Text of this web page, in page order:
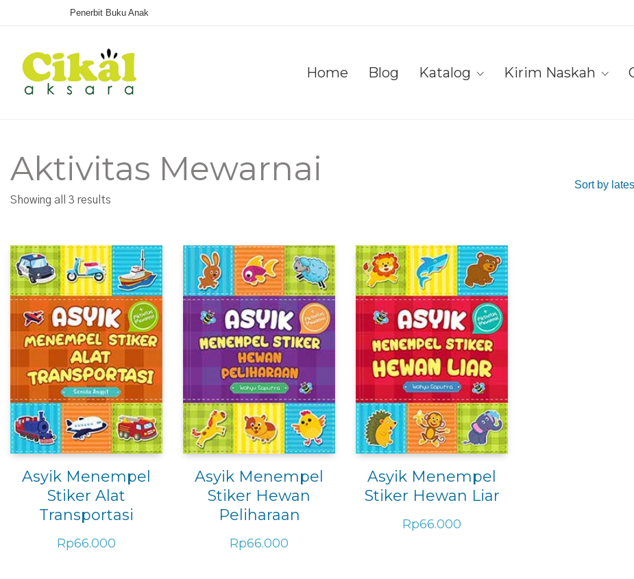
Penerbit Buku Anak
Home Blog Katalog Kirim Naskah
Aktivitas Mewarnai
Showing all 3 results
Sort by
Asyik Menempel
Stiker Alat
Transportasi
Rp66.000
Asyik Menempel
Stiker Hewan
Peliharaan
Rp66.000
Asyik Menempel
Stiker Hewan Liar
Rp66.000